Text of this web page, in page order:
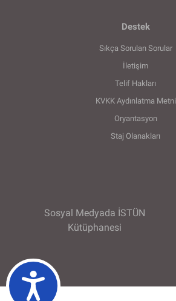
Ulaşılabilirlik
Destek
Sıkça Sorulan Sorular
İletişim
Telif Hakları
KVKK Aydınlatma Metni
Oryantasyon
Staj Olanakları
Sosyal Medyada İSTÜN
Kütüphanesi